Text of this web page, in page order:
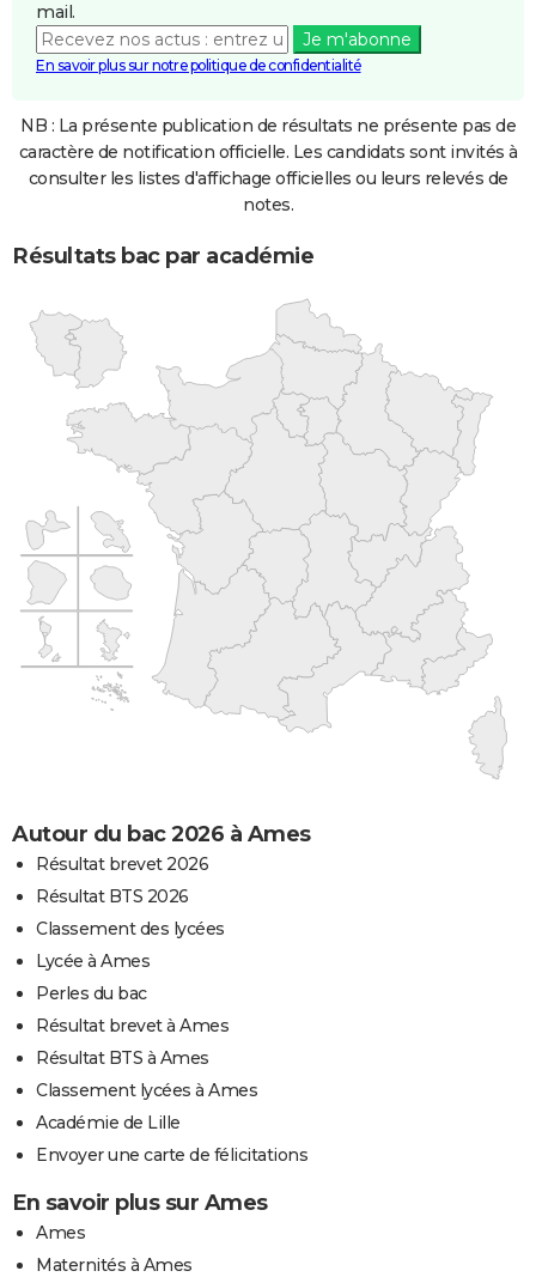
mail.
Je m'abonne
En savoir plus sur notre politique de confidentialité
NB : La présente publication de résultats ne présente pas de
caractère de notification officielle. Les candidats sont invités à
consulter les listes d'affichage officielles ou leurs relevés de
notes.
Résultats bac par académie
Autour du bac 2026 à Ames
Résultat brevet 2026
Résultat BTS 2026
Classement des lycées
Lycée à Ames
Perles du bac
Résultat brevet à Ames
Résultat BTS à Ames
Classement lycées à Ames
Académie de Lille
Envoyer une carte de félicitations
En savoir plus sur Ames
Ames
Maternités à Ames